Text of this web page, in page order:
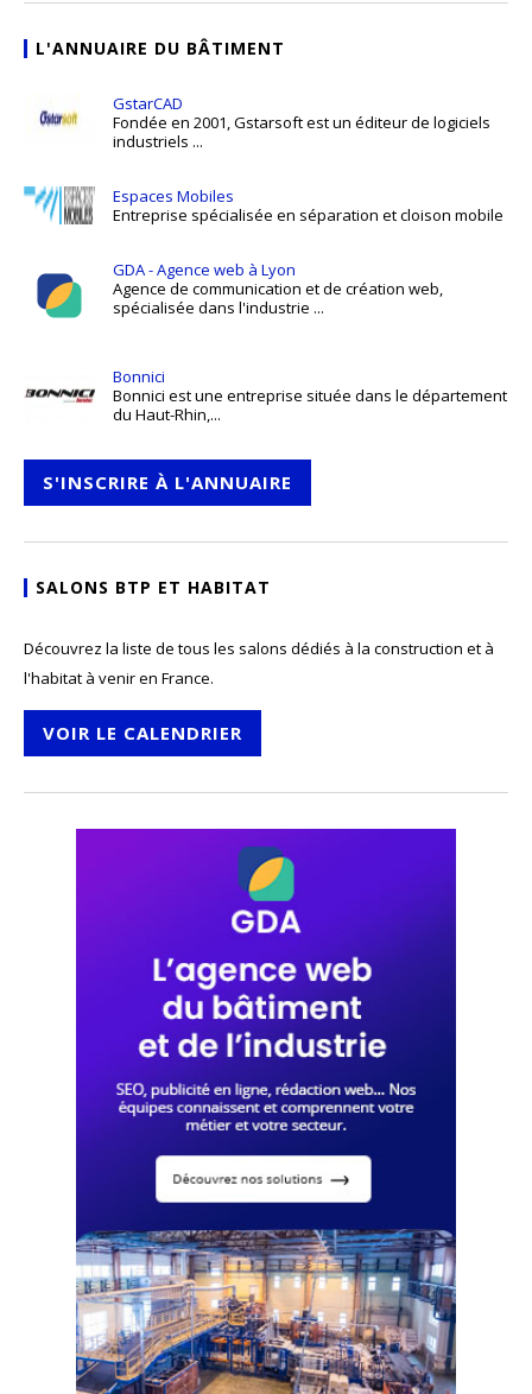
L'ANNUAIRE DU BÂTIMENT
GstarCAD
Fondée en 2001, Gstarsoft est un éditeur de logiciels
industriels ...
Espaces Mobiles
Entreprise spécialisée en séparation et cloison mobile
GDA - Agence web à Lyon
Agence de communication et de création web,
spécialisée dans l'industrie ...
Bonnici
Bonnici est une entreprise située dans le département
du Haut-Rhin,...
S'INSCRIRE À L'ANNUAIRE
SALONS BTP ET HABITAT
Découvrez la liste de tous les salons dédiés à la construction et à
l'habitat à venir en France.
VOIR LE CALENDRIER